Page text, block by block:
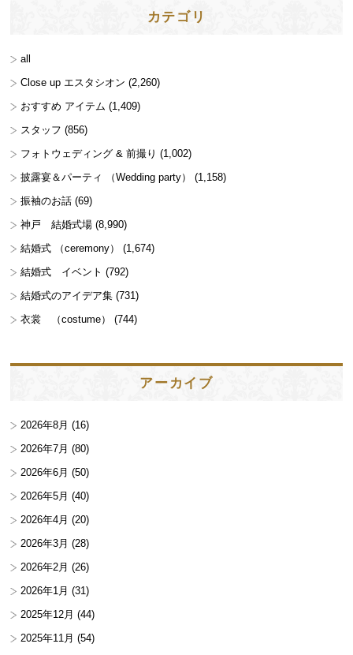
カテゴリ
all
Close up エスタシオン (2,260)
おすすめ アイテム (1,409)
スタッフ (856)
フォトウェディング & 前撮り (1,002)
披露宴＆パーティ （Wedding party）
(1,158)
振袖のお話 (69)
神戸 結婚式場 (8,990)
結婚式 （ceremony）
(1,674)
結婚式 イベント (792)
結婚式のアイデア集 (731)
衣裳 （costume）
(744)
アーカイブ
2026年8月 (16)
2026年7月 (80)
2026年6月 (50)
2026年5月 (40)
2026年4月 (20)
2026年3月 (28)
2026年2月 (26)
2026年1月 (31)
2025年12月 (44)
2025年11月 (54)